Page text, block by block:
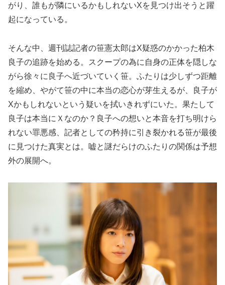
がり、誰もが隣にいるかもしれないXを見つけ出そうと躍
起になっている。
そんな中、週刊誌記者の笹憲太郎はX疑惑のかかった柏木
良子の追跡を始める。スクープの為に自身の正体を隠しな
がら徐々に良子へ近づいていく笹。ふたりは少しずつ距離
を縮め、やがて笹の中に本当の恋心が芽生えるが、良子が
Xかもしれないという疑いを拭いきれずにいた。果たして
良子は本当にＸなのか？良子への想いと本音を打ち明けら
れない罪悪感、記者としての矜持に引き裂かれる笹が最後
に見つけた真実とは。嘘と謎だらけのふたりの関係は予想
外の展開へ。